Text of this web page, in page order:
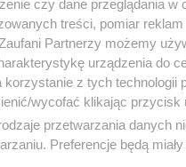
czy dane przeglądania w
treści, pomiar
Partnerzy możemy
urządzenia do
z tych technologii
wycofać klikając
przetwarzania danych
Preferencje będą